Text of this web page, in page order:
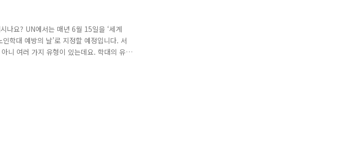
나요? UN에서는 매년 6월 15일을 ‘세계
학대 예방의 날’로 지정할 예정입니다. 서
니 여러 가지 유형이 있는데요. 학대의 유
을 학대할 수 없음을 확실히 압니다. 둘
가 및 사회활동을 지속합니다. 다섯째,..